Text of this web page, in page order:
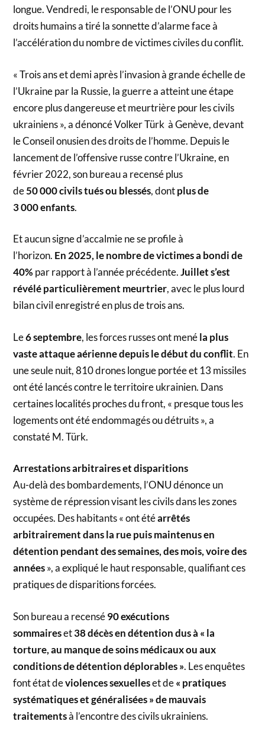
longue. Vendredi, le responsable de l’ONU pour les
droits humains a tiré la sonnette d’alarme face à
l’accélération du nombre de victimes civiles du conflit.
« Trois ans et demi après l’invasion à grande échelle de
l’Ukraine par la Russie, la guerre a atteint une étape
encore plus dangereuse et meurtrière pour les civils
ukrainiens », a dénoncé Volker Türk à Genève, devant
le Conseil onusien des droits de l’homme. Depuis le
lancement de l’offensive russe contre l’Ukraine, en
février 2022, son bureau a recensé plus
de50 000 civils tués ou blessés, dontplus de
3 000 enfants.
Et aucun signe d’accalmie ne se profile à
l’horizon. En 2025, le nombre de victimes a bondi de
40% par rapport à l’année précédente.Juillet s’est
révélé particulièrement meurtrier, avec le plus lourd
bilan civil enregistré en plus de trois ans.
Le6 septembre, les forces russes ont menéla plus
vaste attaque aérienne depuis le début du conflit. En
une seule nuit, 810 drones longue portée et 13 missiles
ont été lancés contre le territoire ukrainien. Dans
certaines localités proches du front, « presque tous les
logements ont été endommagés ou détruits », a
constaté M. Türk.
Arrestations arbitraires et disparitions
Au-delà des bombardements, l’ONU dénonce un
système de répression visant les civils dans les zones
occupées. Des habitants « ont étéarrêtés
arbitrairement dans la rue puis maintenus en
détention pendant des semaines, des mois, voire des
années», a expliqué le haut responsable, qualifiant ces
pratiques de disparitions forcées.
Son bureau a recensé90 exécutions
sommaireset38 décès en détention dus à « la
torture, au manque de soins médicaux ou aux
conditions de détention déplorables ». Les enquêtes
font état deviolences sexuelleset de« pratiques
systématiques et généralisées » de mauvais
traitementsà l’encontre des civils ukrainiens.